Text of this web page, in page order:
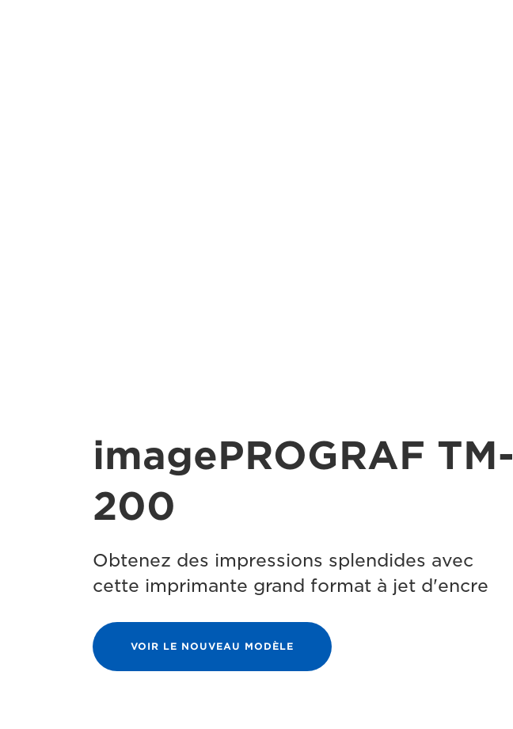
imagePROGRAF TM-
200
Obtenez des impressions splendides avec
cette imprimante grand format à jet d'encre
VOIR LE NOUVEAU MODÈLE